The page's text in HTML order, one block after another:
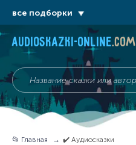
audioskazki-online.com
📂 Главная ✔️ Аудиосказки
все подборки